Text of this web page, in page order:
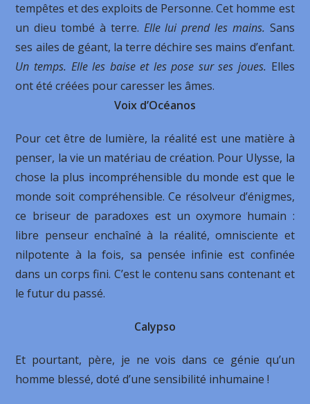
tempêtes et des exploits de Personne. Cet homme est
un dieu tombé à terre. Elle lui prend les mains. Sans
ses ailes de géant, la terre déchire ses mains d’enfant.
Un temps. Elle les baise et les pose sur ses joues. Elles
ont été créées pour caresser les âmes.
Voix d’Océanos
Pour cet être de lumière, la réalité est une matière à
penser, la vie un matériau de création. Pour Ulysse, la
chose la plus incompréhensible du monde est que le
monde soit compréhensible. Ce résolveur d’énigmes,
ce briseur de paradoxes est un oxymore humain :
libre penseur enchaîné à la réalité, omnisciente et
nilpotente à la fois, sa pensée infinie est confinée
dans un corps fini. C’est le contenu sans contenant et
le futur du passé.
Calypso
Et pourtant, père, je ne vois dans ce génie qu’un
homme blessé, doté d’une sensibilité inhumaine !